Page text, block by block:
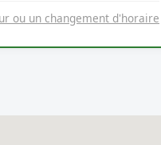
ou un changement d'horaire